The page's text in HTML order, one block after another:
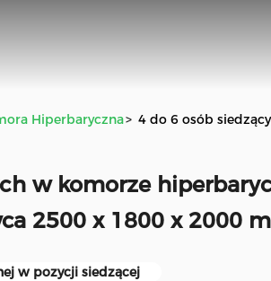
Hiperbaryczna> 4 do 6 osób
w komorze
2500 x 1800 x 2000
w pozycji siedzącej